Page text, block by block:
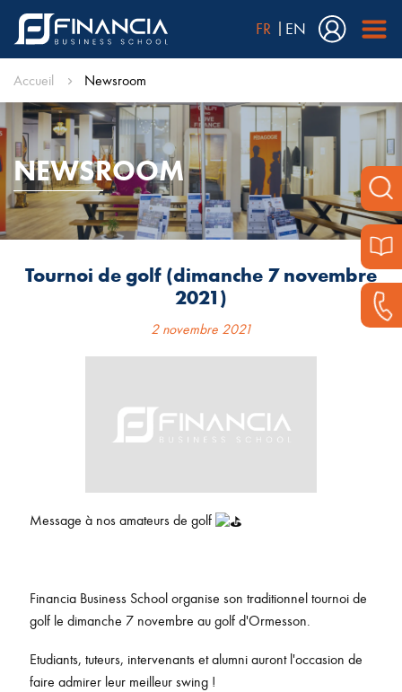
FR EN
Accueil Newsroom
NEWSROOM
Tournoi de golf (dimanche 7 novembre
2021)
2 novembre 2021
Message à nos amateurs de golf
Financia Business School organise son traditionnel tournoi de
golf le dimanche 7 novembre au golf d'Ormesson.
Etudiants, tuteurs, intervenants et alumni auront l'occasion de
faire admirer leur meilleur swing !